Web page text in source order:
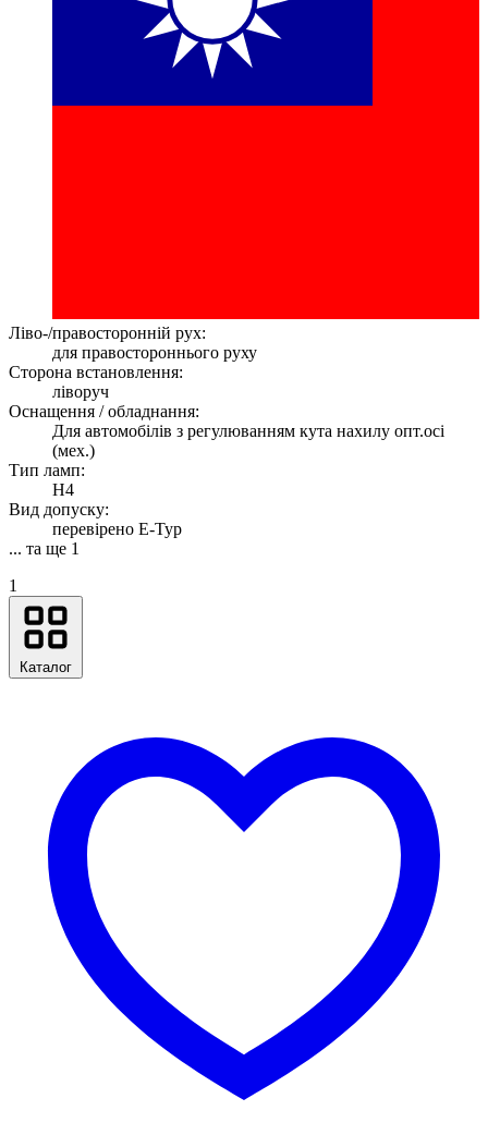
Ліво-/правосторонній рух:
для правостороннього руху
Сторона встановлення:
ліворуч
Оснащення / обладнання:
Для автомобілів з регулюванням кута нахилу опт.осі
(мех.)
Тип ламп:
H4
Вид допуску:
перевірено E-Typ
... та ще 1
1
Каталог